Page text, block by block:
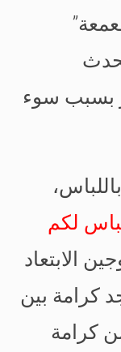
بسبب سوء
لكم
الابتعاد
كرامة بين
كرامة